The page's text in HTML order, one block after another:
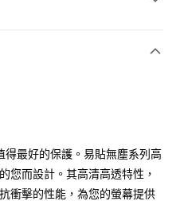
最好的保護。易貼無塵系列高
您而設計。其高清高透特性，
衝擊的性能，為您的螢幕提供